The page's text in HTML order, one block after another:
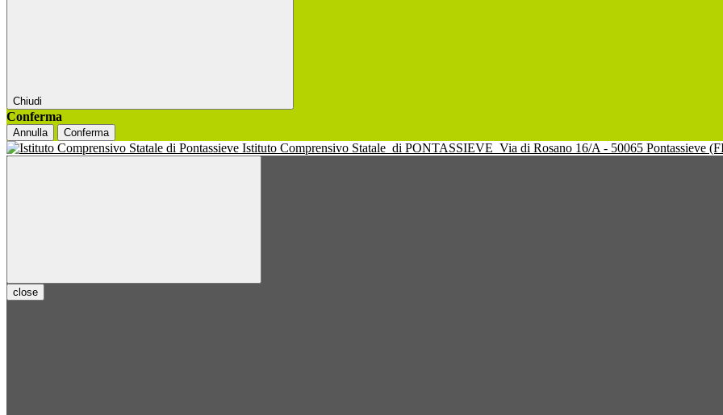
Chiudi
Conferma
Annulla Conferma
Istituto Comprensivo Statale di PONTASSIEVE Via di Rosano 16/A - 50065 Pontassieve
close